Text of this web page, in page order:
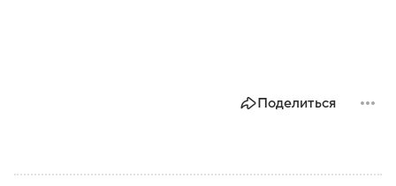
Поделиться